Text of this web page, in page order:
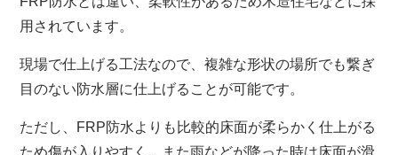
用されています。
現場で仕上げる工法なので、複雑な形状の場所でも繋ぎ
目のない防水層に仕上げることが可能です。
ただし、FRP防水よりも比較的床面が柔らかく仕上がる
ため傷が入りやすく、また雨などが降った時は床面が滑